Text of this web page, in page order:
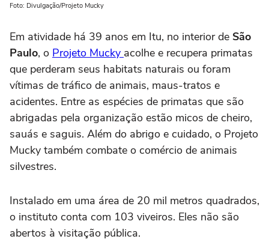
Foto: Divulgação/Projeto Mucky
Em atividade há 39 anos em Itu, no interior de São
Paulo, o Projeto Mucky acolhe e recupera primatas
que perderam seus habitats naturais ou foram
vítimas de tráfico de animais, maus-tratos e
acidentes. Entre as espécies de primatas que são
abrigadas pela organização estão micos de cheiro,
sauás e saguis. Além do abrigo e cuidado, o Projeto
Mucky também combate o comércio de animais
silvestres.
Instalado em uma área de 20 mil metros quadrados,
o instituto conta com 103 viveiros. Eles não são
abertos à visitação pública.